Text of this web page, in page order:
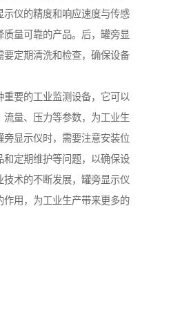
示仪的精度和响应速度与传感
量可靠的产品。后，罐旁显
定期清洗和检查，确保设备
重要的工业监测设备，它可以
流量、压力等参数，为工业生
旁显示仪时，需要注意安装位
和定期维护等问题，以确保设
术的不断发展，罐旁显示仪
用，为工业生产带来更多的